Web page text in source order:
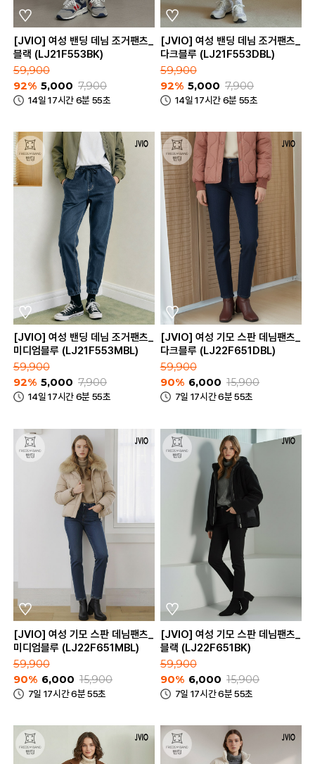
[JVIO] 여성 밴딩 데님 조거팬츠_
블랙 (LJ21F553BK)
59,900
92% 5,000 7,900
14일 17시간 6분 55초
[JVIO] 여성 밴딩 데님 조거팬츠_
다크블루 (LJ21F553DBL)
59,900
92% 5,000 7,900
14일 17시간 6분 55초
[JVIO] 여성 밴딩 데님 조거팬츠_
미디엄블루 (LJ21F553MBL)
59,900
92% 5,000 7,900
14일 17시간 6분 55초
[JVIO] 여성 기모 스판 데님팬츠_
다크블루 (LJ22F651DBL)
59,900
90% 6,000 15,900
7일 17시간 6분 55초
[JVIO] 여성 기모 스판 데님팬츠_
미디엄블루 (LJ22F651MBL)
59,900
90% 6,000 15,900
7일 17시간 6분 55초
[JVIO] 여성 기모 스판 데님팬츠_
블랙 (LJ22F651BK)
59,900
90% 6,000 15,900
7일 17시간 6분 55초